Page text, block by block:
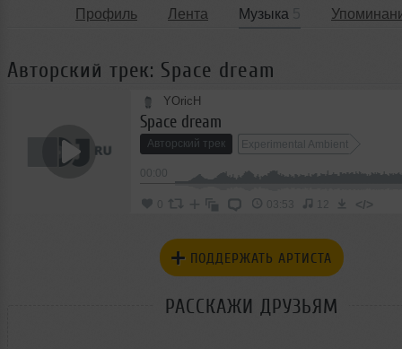
Профиль Лента Музыка
Авторский трек: Space dream
YOricH
Space dream
Авторский трек Experimental Ambient
03:53 12 </>
ПОДДЕРЖАТЬ АРТИСТА
РАССКАЖИ ДРУЗЬЯМ